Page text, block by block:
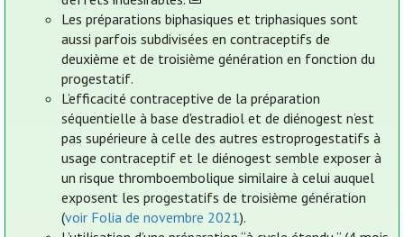
Les préparations biphasiques et triphasiques sont
aussi parfois subdivisées en contraceptifs de
deuxième et de troisième génération en fonction du
progestatif.
L’efficacité contraceptive de la préparation
séquentielle à base d'estradiol et de diénogest n’est
pas supérieure à celle des autres estroprogestatifs à
usage contraceptif et le diénogest semble exposer à
un risque thromboembolique similaire à celui auquel
exposent les progestatifs de troisième génération
(voir Folia de novembre 2021).